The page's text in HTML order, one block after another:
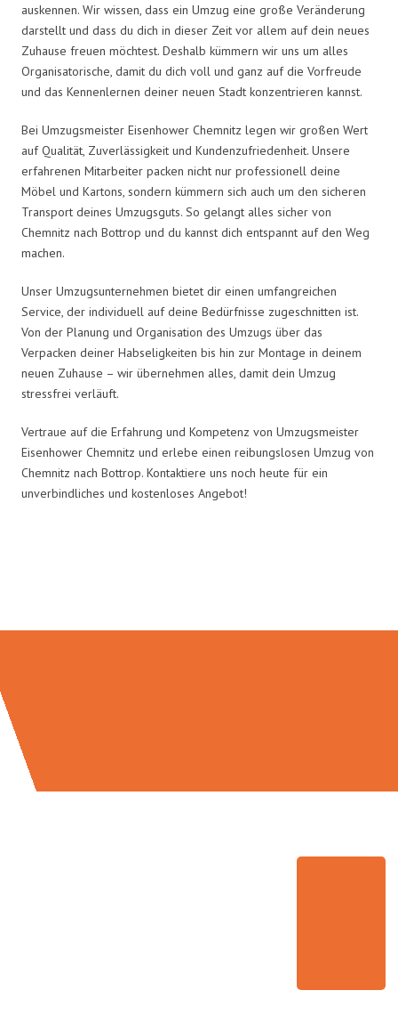
auskennen. Wir wissen, dass ein Umzug eine große Veränderung
darstellt und dass du dich in dieser Zeit vor allem auf dein neues
Zuhause freuen möchtest. Deshalb kümmern wir uns um alles
Organisatorische, damit du dich voll und ganz auf die Vorfreude
und das Kennenlernen deiner neuen Stadt konzentrieren kannst.
Bei Umzugsmeister Eisenhower Chemnitz legen wir großen Wert
auf Qualität, Zuverlässigkeit und Kundenzufriedenheit. Unsere
erfahrenen Mitarbeiter packen nicht nur professionell deine
Möbel und Kartons, sondern kümmern sich auch um den sicheren
Transport deines Umzugsguts. So gelangt alles sicher von
Chemnitz nach Bottrop und du kannst dich entspannt auf den Weg
machen.
Unser Umzugsunternehmen bietet dir einen umfangreichen
Service, der individuell auf deine Bedürfnisse zugeschnitten ist.
Von der Planung und Organisation des Umzugs über das
Verpacken deiner Habseligkeiten bis hin zur Montage in deinem
neuen Zuhause – wir übernehmen alles, damit dein Umzug
stressfrei verläuft.
Vertraue auf die Erfahrung und Kompetenz von Umzugsmeister
Eisenhower Chemnitz und erlebe einen reibungslosen Umzug von
Chemnitz nach Bottrop. Kontaktiere uns noch heute für ein
unverbindliches und kostenloses Angebot!